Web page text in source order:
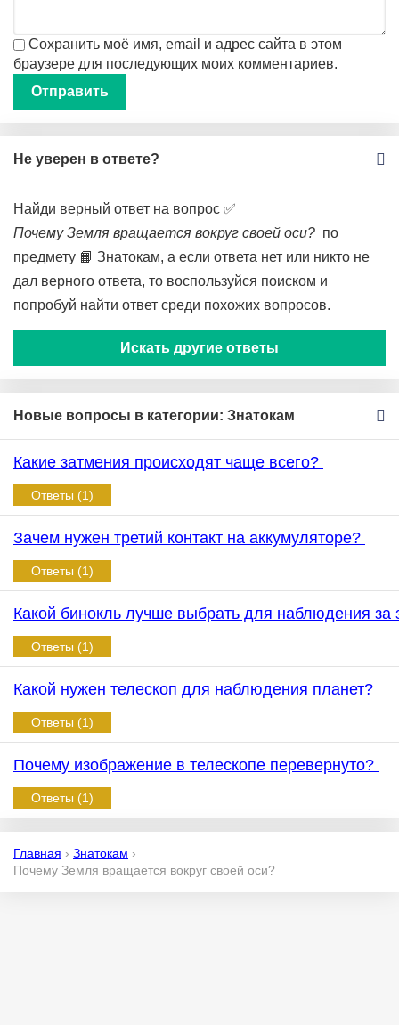
Сохранить моё имя, email и адрес сайта в этом
браузере для последующих моих комментариев.
Не уверен в ответе?
Найди верный ответ на вопрос ✅
Почему Земля вращается вокруг своей оси? по
предмету 📙 Знатокам, а если ответа нет или никто не
дал верного ответа, то воспользуйся поиском и
попробуй найти ответ среди похожих вопросов.
Искать другие ответы
Новые вопросы в категории: Знатокам
Какие затмения происходят чаще всего?
Ответы (1)
Зачем нужен третий контакт на аккумуляторе?
Ответы (1)
Какой бинокль лучше выбрать для наблюдения за
Ответы (1)
Какой нужен телескоп для наблюдения планет?
Ответы (1)
Почему изображение в телескопе перевернуто?
Ответы (1)
Главная › Знатокам ›
Почему Земля вращается вокруг своей оси?